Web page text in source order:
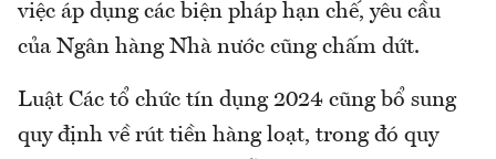
việc áp dụng các biện pháp hạn chế, yêu cầu
của Ngân hàng Nhà nước cũng chấm dứt.
Luật Các tổ chức tín dụng 2024 cũng bổ sung
quy định về rút tiền hàng loạt, trong đó quy